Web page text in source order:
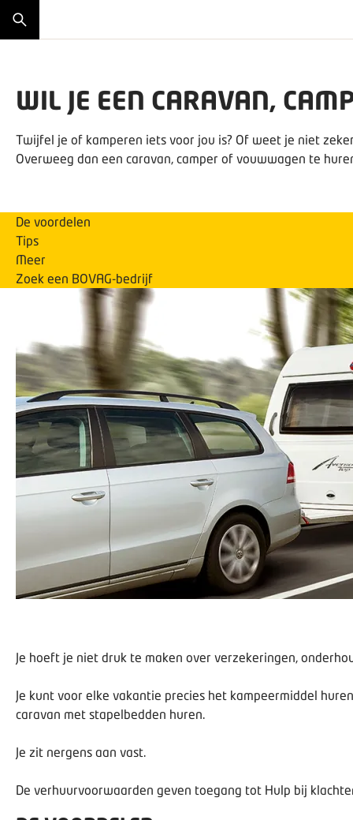
WIL JE EEN CARAVAN,
Twijfel je of kamperen iets voor jou is? Of weet je niet
Overweeg dan een caravan, camper of vouwwagen te
De voordelen
Tips
Meer
Zoek een BOVAG-bedrijf
Je hoeft je niet druk te maken over verzekeringen,
Je kunt voor elke vakantie precies het kampeermiddel
caravan met stapelbedden huren.
Je zit nergens aan vast.
De verhuurvoorwaarden geven toegang tot Hulp bij